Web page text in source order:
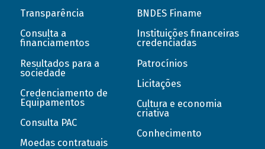
Transparência
Consulta a
financiamentos
Resultados para a
sociedade
Credenciamento de
Equipamentos
Consulta PAC
Moedas contratuais
BNDES Finame
Instituições financeiras
credenciadas
Patrocínios
Licitações
Cultura e economia
criativa
Conhecimento